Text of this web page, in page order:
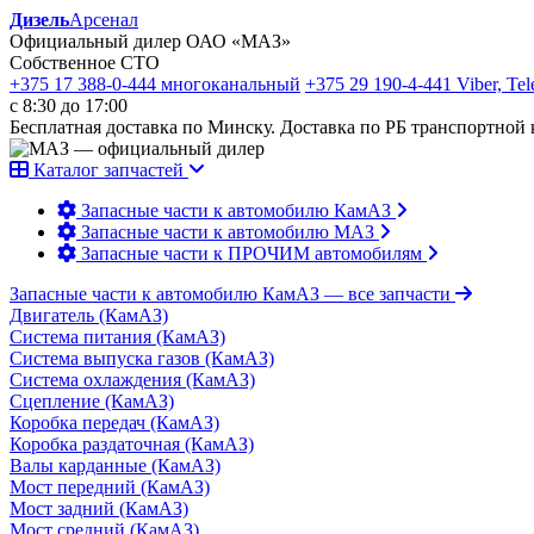
ДизельАрсенал
Официальный дилер ОАО «МАЗ»
Собственное СТО
+375 17 388-0-444 многоканальный +375 29 190-4-441 Viber,
с 8:30 до 17:00
Бесплатная доставка по Минску. Доставка по РБ транспортной
Каталог запчастей
Запасные части к автомобилю КамАЗ
Запасные части к автомобилю МАЗ
Запасные части к ПРОЧИМ автомобилям
Запасные части к автомобилю КамАЗ — все запчасти
Двигатель (КамАЗ)
Система питания (КамАЗ)
Система выпуска газов (КамАЗ)
Система охлаждения (КамАЗ)
Сцепление (КамАЗ)
Коробка передач (КамАЗ)
Коробка раздаточная (КамАЗ)
Валы карданные (КамАЗ)
Мост передний (КамАЗ)
Мост задний (КамАЗ)
Мост средний (КамАЗ)